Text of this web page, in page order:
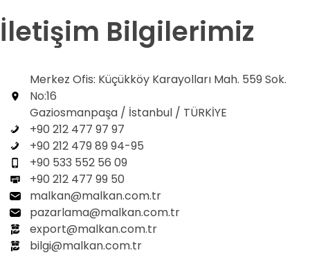
İletişim Bilgilerimiz
Merkez Ofis: Küçükköy Karayolları Mah. 559 Sok.
No:16
Gaziosmanpaşa / İstanbul / TÜRKİYE
+90 212 477 97 97
+90 212 479 89 94-95
+90 533 552 56 09
+90 212 477 99 50
malkan@malkan.com.tr
pazarlama@malkan.com.tr
export@malkan.com.tr
bilgi@malkan.com.tr